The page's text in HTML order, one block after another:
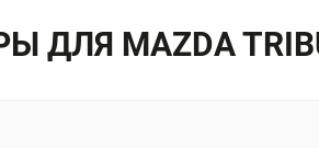
ДЛЯ MAZDA